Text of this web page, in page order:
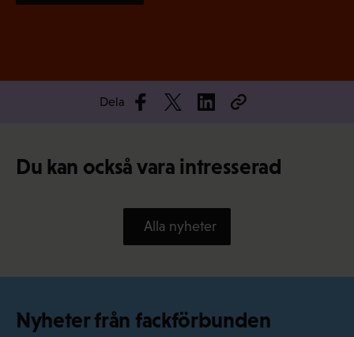
Dela
Du kan också vara intresserad
Alla nyheter
Nyheter från fackförbunden